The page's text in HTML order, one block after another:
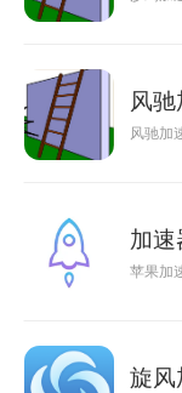
风
风驰加
加速
苹果加
旋风